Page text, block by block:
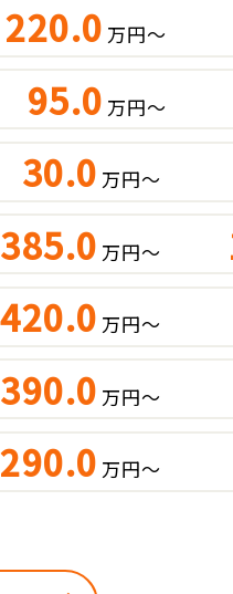
220.0 万円～
95.0 万円～
30.0 万円～
385.0 万円～
420.0 万円～
390.0 万円～
290.0 万円～